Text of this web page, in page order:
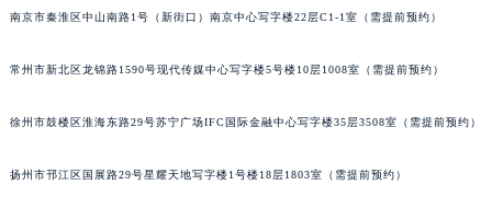
南京市秦淮区中山南路1号（新街口）南京中心写字楼22层C1-1室（需提前预约）
常州市新北区龙锦路1590号现代传媒中心写字楼5号楼10层1008室（需提前预约）
徐州市鼓楼区淮海东路29号苏宁广场IFC国际金融中心写字楼35层3508室（需提前预约）
扬州市邗江区国展路29号星耀天地写字楼1号楼18层1803室（需提前预约）